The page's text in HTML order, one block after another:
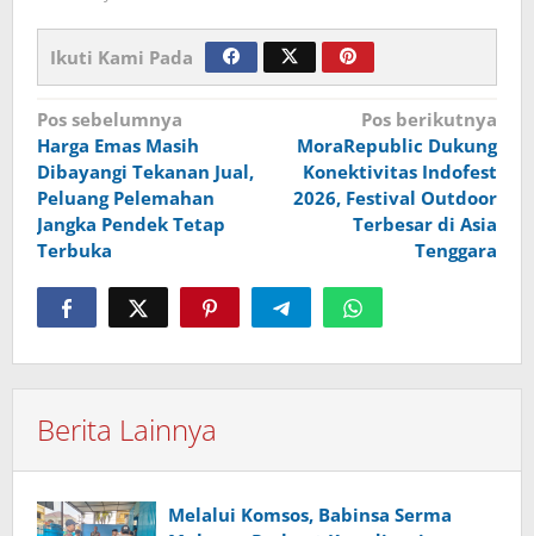
Ikuti Kami Pada
Navigasi
pos
Pos sebelumnya
Harga Emas Masih
Dibayangi Tekanan Jual,
Peluang Pelemahan
Jangka Pendek Tetap
Terbuka
Pos berikutnya
MoraRepublic Dukung
Konektivitas Indofest
2026, Festival Outdoor
Terbesar di Asia
Tenggara
Berita Lainnya
Melalui Komsos, Babinsa Serma